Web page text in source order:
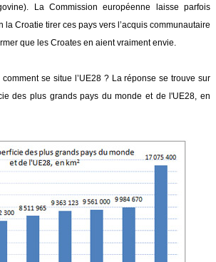
La Commission européenne laisse parfois
la Croatie tirer ces pays vers l’acquis communautaire
que les Croates en aient vraiment envie.
se situe l’UE28 ? La réponse se trouve sur
des plus grands pays du monde et de l'UE28, en